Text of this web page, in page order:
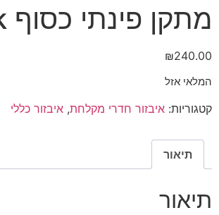
מתקן פינתי כסוף York
₪240.00
המלאי אזל
קטגוריות: איבזור חדרי מקלחת, איבזור כללי
תיאור
תיאור